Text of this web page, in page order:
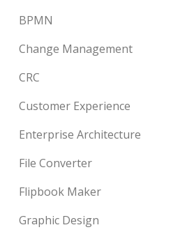
BPMN
Change Management
CRC
Customer Experience
Enterprise Architecture
File Converter
Flipbook Maker
Graphic Design